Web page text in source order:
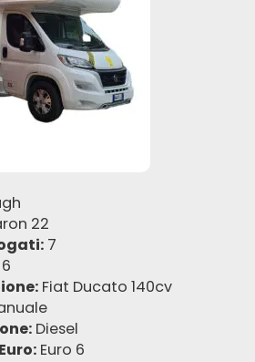
22
7
6
Fiat Ducato 140cv
Diesel
Euro 6